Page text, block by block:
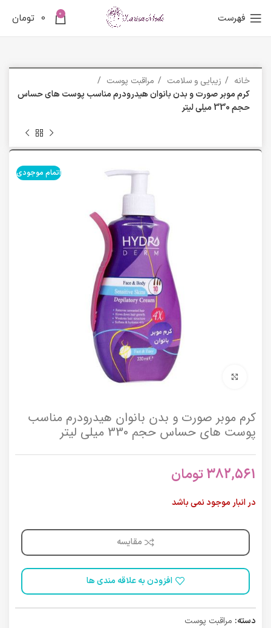
فهرست 0
0 تومان
خانه زیبایی و سلامت
مراقبت پوست
کرم موبر صورت و بدن بانوان هیدرودرم مناسب پوست های حساس
حجم 330 میلی لیتر
اتمام موجودی
برای بزرگنمایی کلیک کنید
کرم موبر صورت و بدن بانوان هیدرودرم مناسب
پوست های حساس حجم 330 میلی لیتر
382,561تومان
در انبار موجود نمی باشد
مقایسه
افزودن به علاقه مندی ها
دسته: مراقبت پوست